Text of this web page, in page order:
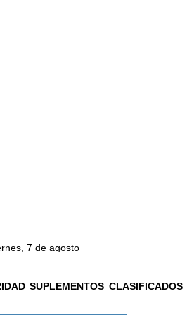
7 de agosto
SUPLEMENTOS CLASIFICADOS